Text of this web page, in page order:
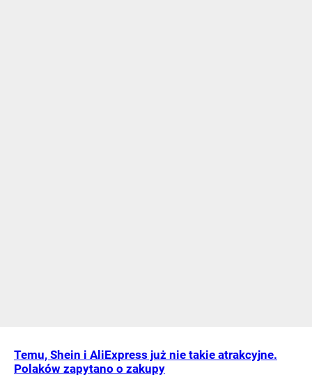
Temu, Shein i AliExpress już nie takie atrakcyjne.
Polaków zapytano o zakupy